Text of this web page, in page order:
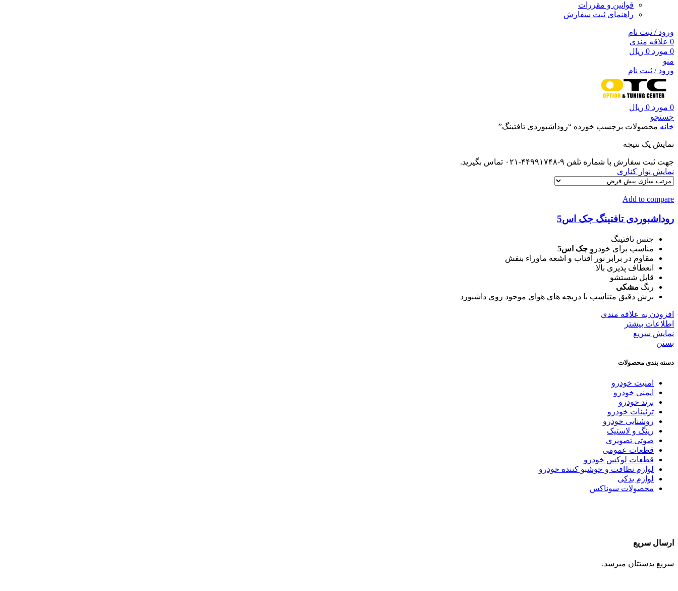
قوانین و مقررات
راهنمای ثبت سفارش
ورود / ثبت نام
0 علاقه مندی
0 مورد 0 ریال
منو
ورود / ثبت نام
0 مورد 0 ریال
جستجو
خانه محصولات برچسب خورده “روداشبوردی تافتینگ”
نمایش یک نتیجه
جهت ثبت سفارش با شماره تلفن ۹-۴۴۹۹۱۷۴۸-۰۲۱ تماس بگیرید.
نمایش نوار کناری
Add to compare
روداشبوردی تافتینگ جک اس5
جنس تافتینگ
مناسب برای خودرو جک اس5
مقاوم در برابر نور آفتاب و اشعه ماوراء بنفش
انعطاف پذیری بالا
قابل شستشو
رنگ مشکی
برش دقیق متناسب با دریچه های هوای موجود روی داشبورد
افزودن به علاقه مندی
اطلاعات بیشتر
نمایش سریع
بستن
دسته بندی محصولات
امنیت خودرو
ایمنی خودرو
برند خودرو
تزئینات خودرو
روشنایی خودرو
رینگ و لاستیک
صوتی تصویری
قطعات عمومی
قطعات لوکس خودرو
لوازم نظافت و خوشبو کننده خودرو
لوازم یدکی
محصولات سوناکس
ارسال سریع
سریع بدستتان میرسد.